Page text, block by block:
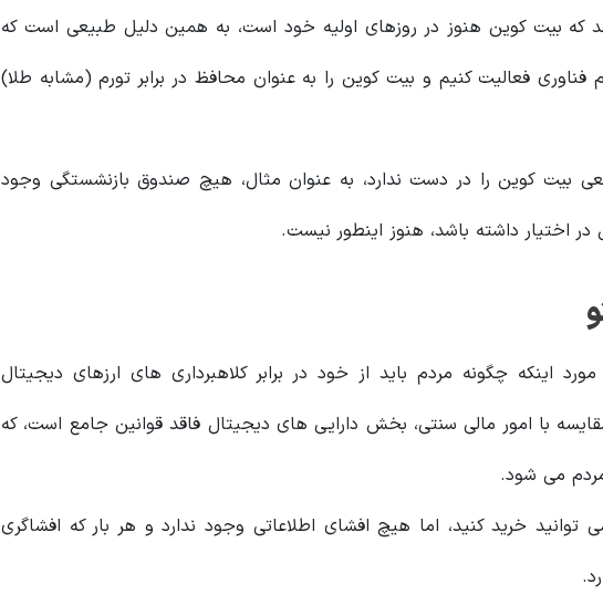
که بیت کوین هنوز در روزهای اولیه خود است، به همین دلیل طبیعی است که
فناوری فعالیت کنیم و بیت کوین را به عنوان محافظ در برابر تورم (مشابه طلا)
بیت کوین را در دست ندارد، به عنوان مثال، هیچ صندوق بازنشستگی وجود
در اختیار داشته باشد، هنوز اینطور نیست.
اینکه چگونه مردم باید از خود در برابر کلاهبرداری های ارزهای دیجیتال
با امور مالی سنتی، بخش دارایی های دیجیتال فاقد قوانین جامع است، که
می شود.
توانید خرید کنید، اما هیچ افشای اطلاعاتی وجود ندارد و هر بار که افشاگری